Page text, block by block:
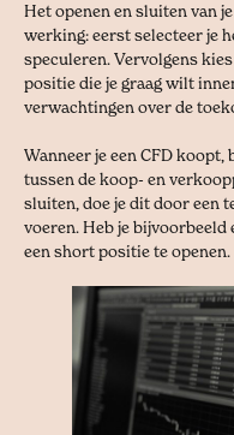
Het openen en sluiten van
werking: eerst selecteer je
speculeren. Vervolgens
positie die je graag wilt
verwachtingen over de
Wanneer je een CFD koopt,
tussen de koop- en
sluiten, doe je dit door een
voeren. Heb je bijvoorbeeld
een short positie te openen.